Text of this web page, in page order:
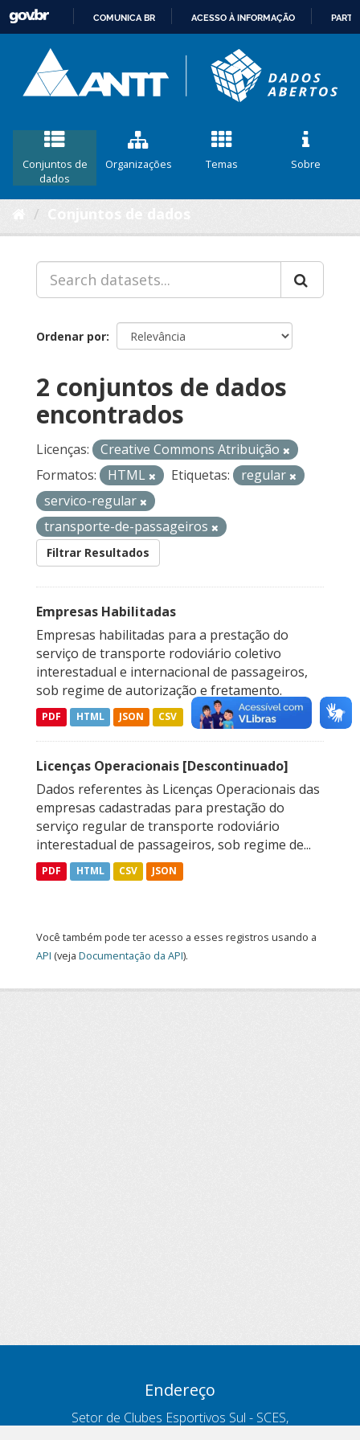
CONTEÚDO
COMUNICA BR ACESSO À INFORMAÇÃO
Conjuntos de
dados
Organizações Temas Sobre
Ordenar por
2 conjuntos de dados
encontrados
Licenças:
Creative Commons Atribuição
Formatos:
HTML Etiquetas:
regular
servico-regular
transporte-de-passageiros
Filtrar Resultados
Empresas Habilitadas
Empresas habilitadas para a prestação do
serviço de transporte rodoviário coletivo
interestadual e internacional de passageiros,
sob regime de autorização e fretamento.
PDF HTML JSON CSV
Licenças Operacionais [Descontinuado]
Dados referentes às Licenças Operacionais das
empresas cadastradas para prestação do
serviço regular de transporte rodoviário
interestadual de passageiros, sob regime de...
PDF HTML CSV JSON
Você também pode ter acesso a esses registros usando a
API (veja Documentação da API).
Endereço
Setor de Clubes Esportivos Sul - SCES,